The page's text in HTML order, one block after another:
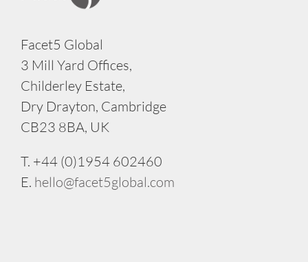
Facet5 Global
3 Mill Yard Offices,
Childerley Estate,
Dry Drayton, Cambridge
CB23 8BA, UK
T. +44 (0)1954 602460
E. hello@facet5global.com